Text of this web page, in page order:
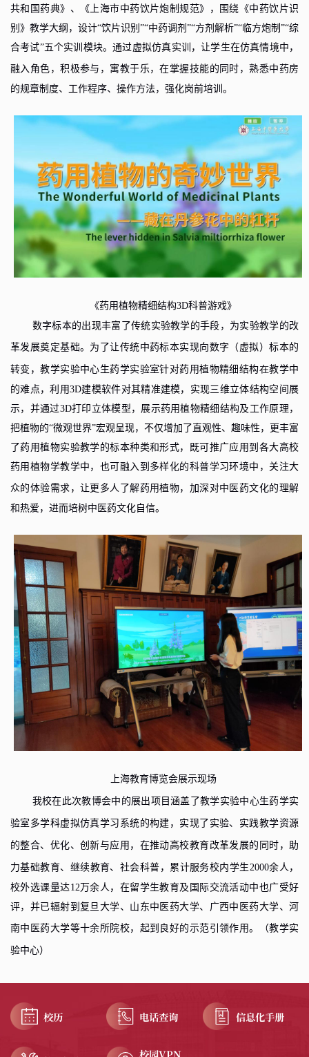
共和国药典》、《上海市中药饮片炮制规范》，围绕《中药饮片识
别》教学大纲，设计“饮片识别”“中药调剂”“方剂解析”“临方炮制”“综
合考试”五个实训模块。通过虚拟仿真实训，让学生在仿真情境中，
融入角色，积极参与，寓教于乐 ，在掌握技能的同时，熟悉中药房
的规章制度、工作程序、操作方法，强化岗前培训。
《药用植物精细结构3D科普游戏》
数字标本的出现丰富了传统实验教学的手段，为实验教学的改
革发展奠定基础。为了让传统中药标本实现向数字 （虚拟）标本的
转变，教学实验中心生药学实验室针对药用植物精细结构在教学中
的难点，利用3D建模软件对其精准建模，实现三维立体结构空间展
示，并通过3D打印立体模型，展示药用植物精细结构及工作原理，
把植物的“微观世界”宏观呈现，不仅增加了直观性、趣味性，更丰富
了药用植物实验教学的标本种类和形式，既可推广应用到各大高校
药用植物学教学中，也可融入到多样化的科普学习环境中，关注大
众的体验需求，让更多人了解药用植物，加深对中医药文化的理解
和热爱，进而培树中医药文化自信。
上海教育博览会展示现场
我校在此次教博会中的展出项目涵盖了教学实验中心生药学实
验室 多学科虚拟仿真学习系统的构建，实现了实验、实践教学资源
的整合、优化、创新与应用 ， 在推动高校教育改革发展的同时，助
力基础教育、继续教育、社会科普 ， 累计服务校内学生2000余人，
校外选课量达12万余人，在留学生教育及国际交流活动中也广受好
评，并已辐射到复旦大学、山东中医药大学、广西中医药大学、河
南中医药大学等十余所院校，起到良好的示范引领作用。（教学实
验中心）
校历 电话查询 信息化手册
校园VPN